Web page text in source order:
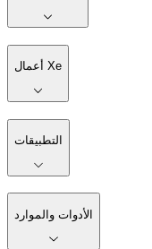
أعمال Xe
التطبيقات
الأدوات والموارد